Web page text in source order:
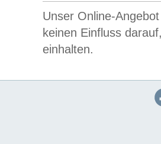
Unser Online-
keinen Einfluss
einhalten.